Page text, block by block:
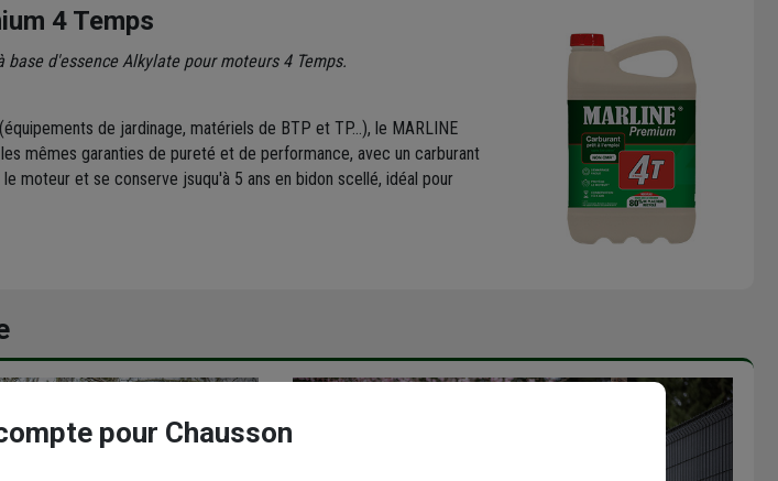
4 Temps
d'essence Alkylate pour moteurs 4 Temps.
de jardinage, matériels de BTP et TP...), le MARLINE
mêmes garanties de pureté et de performance, avec un carburant
moteur et se conserve jsuqu'à 5 ans en bidon scellé, idéal pour
pour Chausson